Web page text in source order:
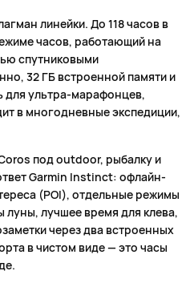
линейки. До 118 часов в
часов, работающий на
спутниковыми
32 ГБ встроенной памяти и
для ультра-марафонцев,
в многодневные экспедиции,
под outdoor, рыбалку и
Garmin Instinct: офлайн-
(POI), отдельные режимы
лучшее время для клева,
через два встроенных
в чистом виде — это часы